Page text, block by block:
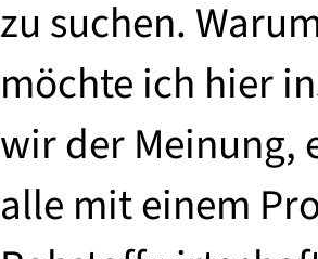
zu suchen.
möchte ich hier
wir der Meinung,
alle mit einem